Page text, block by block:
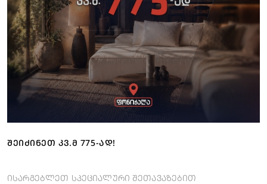
ᲨᲔᲘᲫᲘᲜᲔᲗ ᲙᲕ.Მ 775-ᲐᲓ!
ისარგებლეთ სპეციალური შეთავაზებით